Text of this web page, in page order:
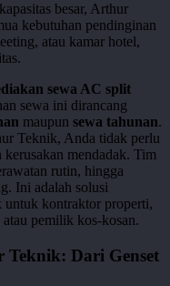
besar, Arthur
kebutuhan pendinginan
atau kamar hotel,
sewa AC split
sewa ini dirancang
maupun sewa tahunan.
Teknik, Anda tidak perlu
mendadak. Tim
rutin, hingga
Ini adalah solusi
untuk kontraktor properti,
atau pemilik kos-kosan.
Dari Genset